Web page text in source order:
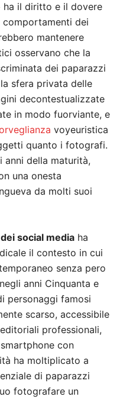
il diritto e il dovere
comportamenti dei
mantenere
osservano che la
dei paparazzi
sfera privata delle
decontestualizzate
in modo fuorviante, e
voyeuristica
quanto i fotografi.
anni della maturità,
una onesta
da molti suoi
social media ha
il contesto in cui
senza pero
anni Cinquanta e
personaggi famosi
scarso, accessibile
professionali,
con
ha moltiplicato a
di paparazzi
fotografare un